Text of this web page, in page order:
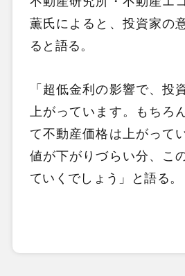
薫氏によると、投資家の
ると語る。
「超低金利の影響で、投
上がっています。もちろ
て不動産価格は上がって
値が下がりづらい分、こ
ていくでしょう」と語る。